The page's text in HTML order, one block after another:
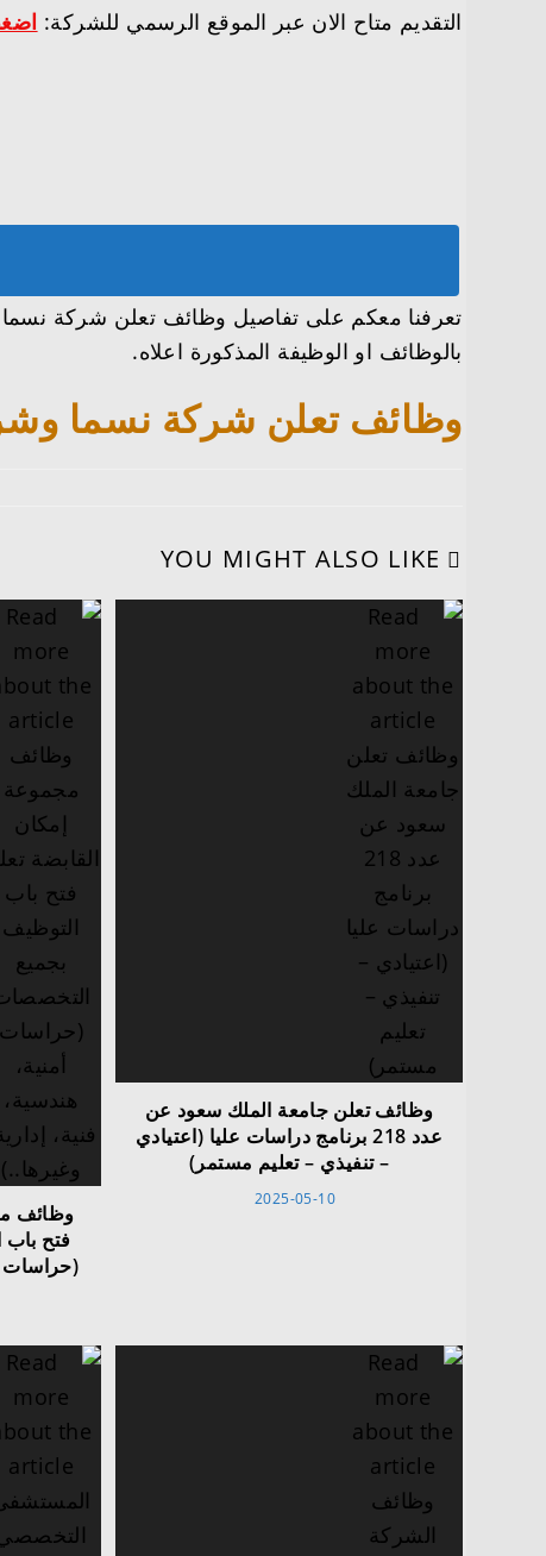
التقديم متاح الان عبر الموقع الرسمي للشركة:
بالوظائف او الوظيفة المذكورة اعلاه.
وظائف تعلن شركة نسما وشركاهم توفر 26 وظيفة ادارية
YOU MIGHT ALSO LIKE
وظائف
فتح
(حراسات
وظائف تعلن جامعة الملك سعود عن
عدد 218 برنامج دراسات عليا (اعتيادي
– تنفيذي – تعليم مستمر)
2025-05-10